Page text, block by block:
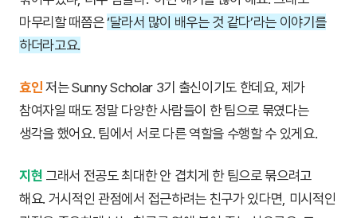
마무리할 때쯤은‘달라서 많이 배우는 것 같다’라는 이야기를
하더라고요.
효인저는 Sunny Scholar 3기 출신이기도 한데요, 제가
참여자일 때도 정말 다양한 사람들이 한 팀으로 묶였다는
생각을 했어요. 팀에서 서로 다른 역할을 수행할 수 있게요.
지현 그래서 전공도 최대한 안 겹치게 한 팀으로 묶으려고
해요. 거시적인 관점에서 접근하려는 친구가 있다면, 미시적인